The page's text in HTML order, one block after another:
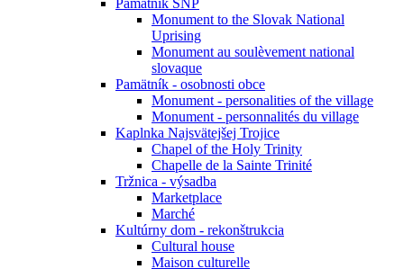
Pamätník SNP
Monument to the Slovak National
Uprising
Monument au soulèvement national
slovaque
Pamätník - osobnosti obce
Monument - personalities of the village
Monument - personnalités du village
Kaplnka Najsvätejšej Trojice
Chapel of the Holy Trinity
Chapelle de la Sainte Trinité
Tržnica - výsadba
Marketplace
Marché
Kultúrny dom - rekonštrukcia
Cultural house
Maison culturelle